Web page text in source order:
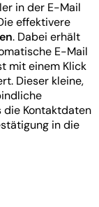
in der E-Mail
effektivere
. Dabei erhält
E-Mail
mit einem Klick
Dieser kleine,
die Kontaktdaten
in die